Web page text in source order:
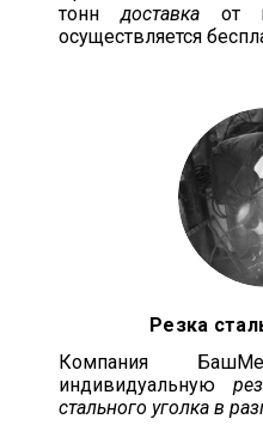
тонндоставкаот
осуществляется
Резка
Компания
индивидуальную
стального уголка в